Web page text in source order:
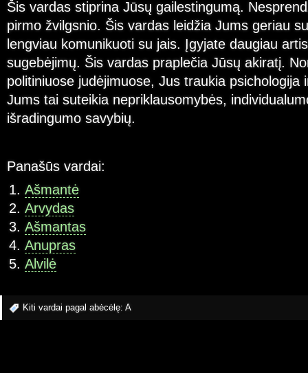
Šis vardas stiprina Jūsų gailestingumą.
pirmo žvilgsnio. Šis vardas leidžia Jums geriau
lengviau komunikuoti su jais. Įgyjate daugiau
sugebėjimų. Šis vardas praplečia Jūsų akiratį.
politiniuose judėjimuose, Jus traukia psichologija
Jums tai suteikia nepriklausomybės,
išradingumo savybių.
Panašūs vardai:
Ašmantė
Arvydas
Ašmantas
Anupras
Alvilė
Kiti vardai pagal abėcėlę: A